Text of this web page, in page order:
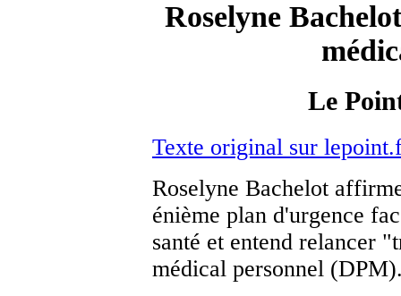
Roselyne
Le
Texte original sur
Roselyne Bachelot
énième plan d'urgence
santé et entend relancer
médical personnel